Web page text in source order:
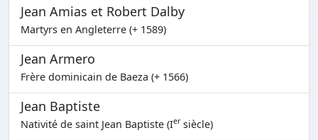
Jean Amias et Robert Dalby
Martyrs en Angleterre (+ 1589)
Jean Armero
Frère dominicain de Baeza (+ 1566)
Jean Baptiste
Nativité de saint Jean Baptiste (Iersiècle)